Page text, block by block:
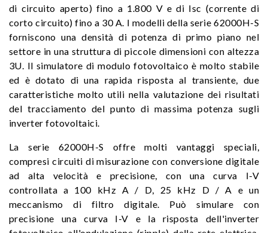
di circuito aperto) fino a 1.800 V e di Isc (corrente di
corto circuito) fino a 30 A. I modelli della serie 62000H-S
forniscono una densità di potenza di primo piano nel
settore in una struttura di piccole dimensioni con altezza
3U. Il simulatore di modulo fotovoltaico è molto stabile
ed è dotato di una rapida risposta al transiente, due
caratteristiche molto utili nella valutazione dei risultati
del tracciamento del punto di massima potenza sugli
inverter fotovoltaici.
La serie 62000H-S offre molti vantaggi speciali,
compresi circuiti di misurazione con conversione digitale
ad alta velocità e precisione, con una curva I-V
controllata a 100 kHz A / D, 25 kHz D / A e un
meccanismo di filtro digitale. Può simulare con
precisione una curva I-V e la risposta dell'inverter